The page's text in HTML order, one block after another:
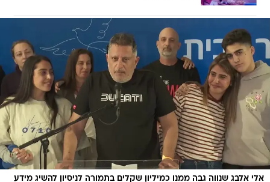
אלי אלבג שנווה גבה ממנו כמיליון שקלים בתמורה לניסיון להשיג מידע